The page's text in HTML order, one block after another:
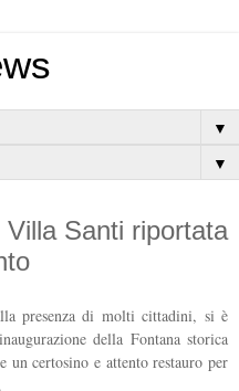
▼
▼
Santi riportata
presenza di molti cittadini, si è
della Fontana storica
un certosino e attento restauro per